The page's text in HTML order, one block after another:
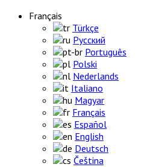
Français
Türkçe
Русский
Português
Polski
Nederlands
Italiano
Magyar
Français
Español
English
Deutsch
Čeština